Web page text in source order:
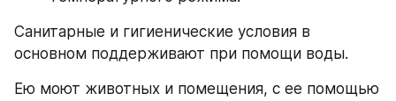
Санитарные и гигиенические условия в
основном поддерживают при помощи воды.
Ею моют животных и помещения, с ее помощью